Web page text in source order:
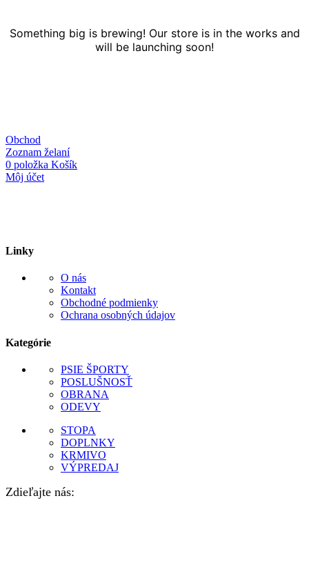
Something big is brewing! Our store is in the works and
will be launching soon!
Obchod
Zoznam želaní
0 položka Košík
Môj účet
Linky
O nás
Kontakt
Obchodné podmienky
Ochrana osobných údajov
Kategórie
PSIE ŠPORTY
POSLUŠNOSŤ
OBRANA
ODEVY
STOPA
DOPLNKY
KRMIVO
VÝPREDAJ
Zdieľajte nás: